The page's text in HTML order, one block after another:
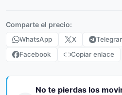
Comparte el precio:
WhatsApp X
Facebook
Copiar enlace
No te pierdas los